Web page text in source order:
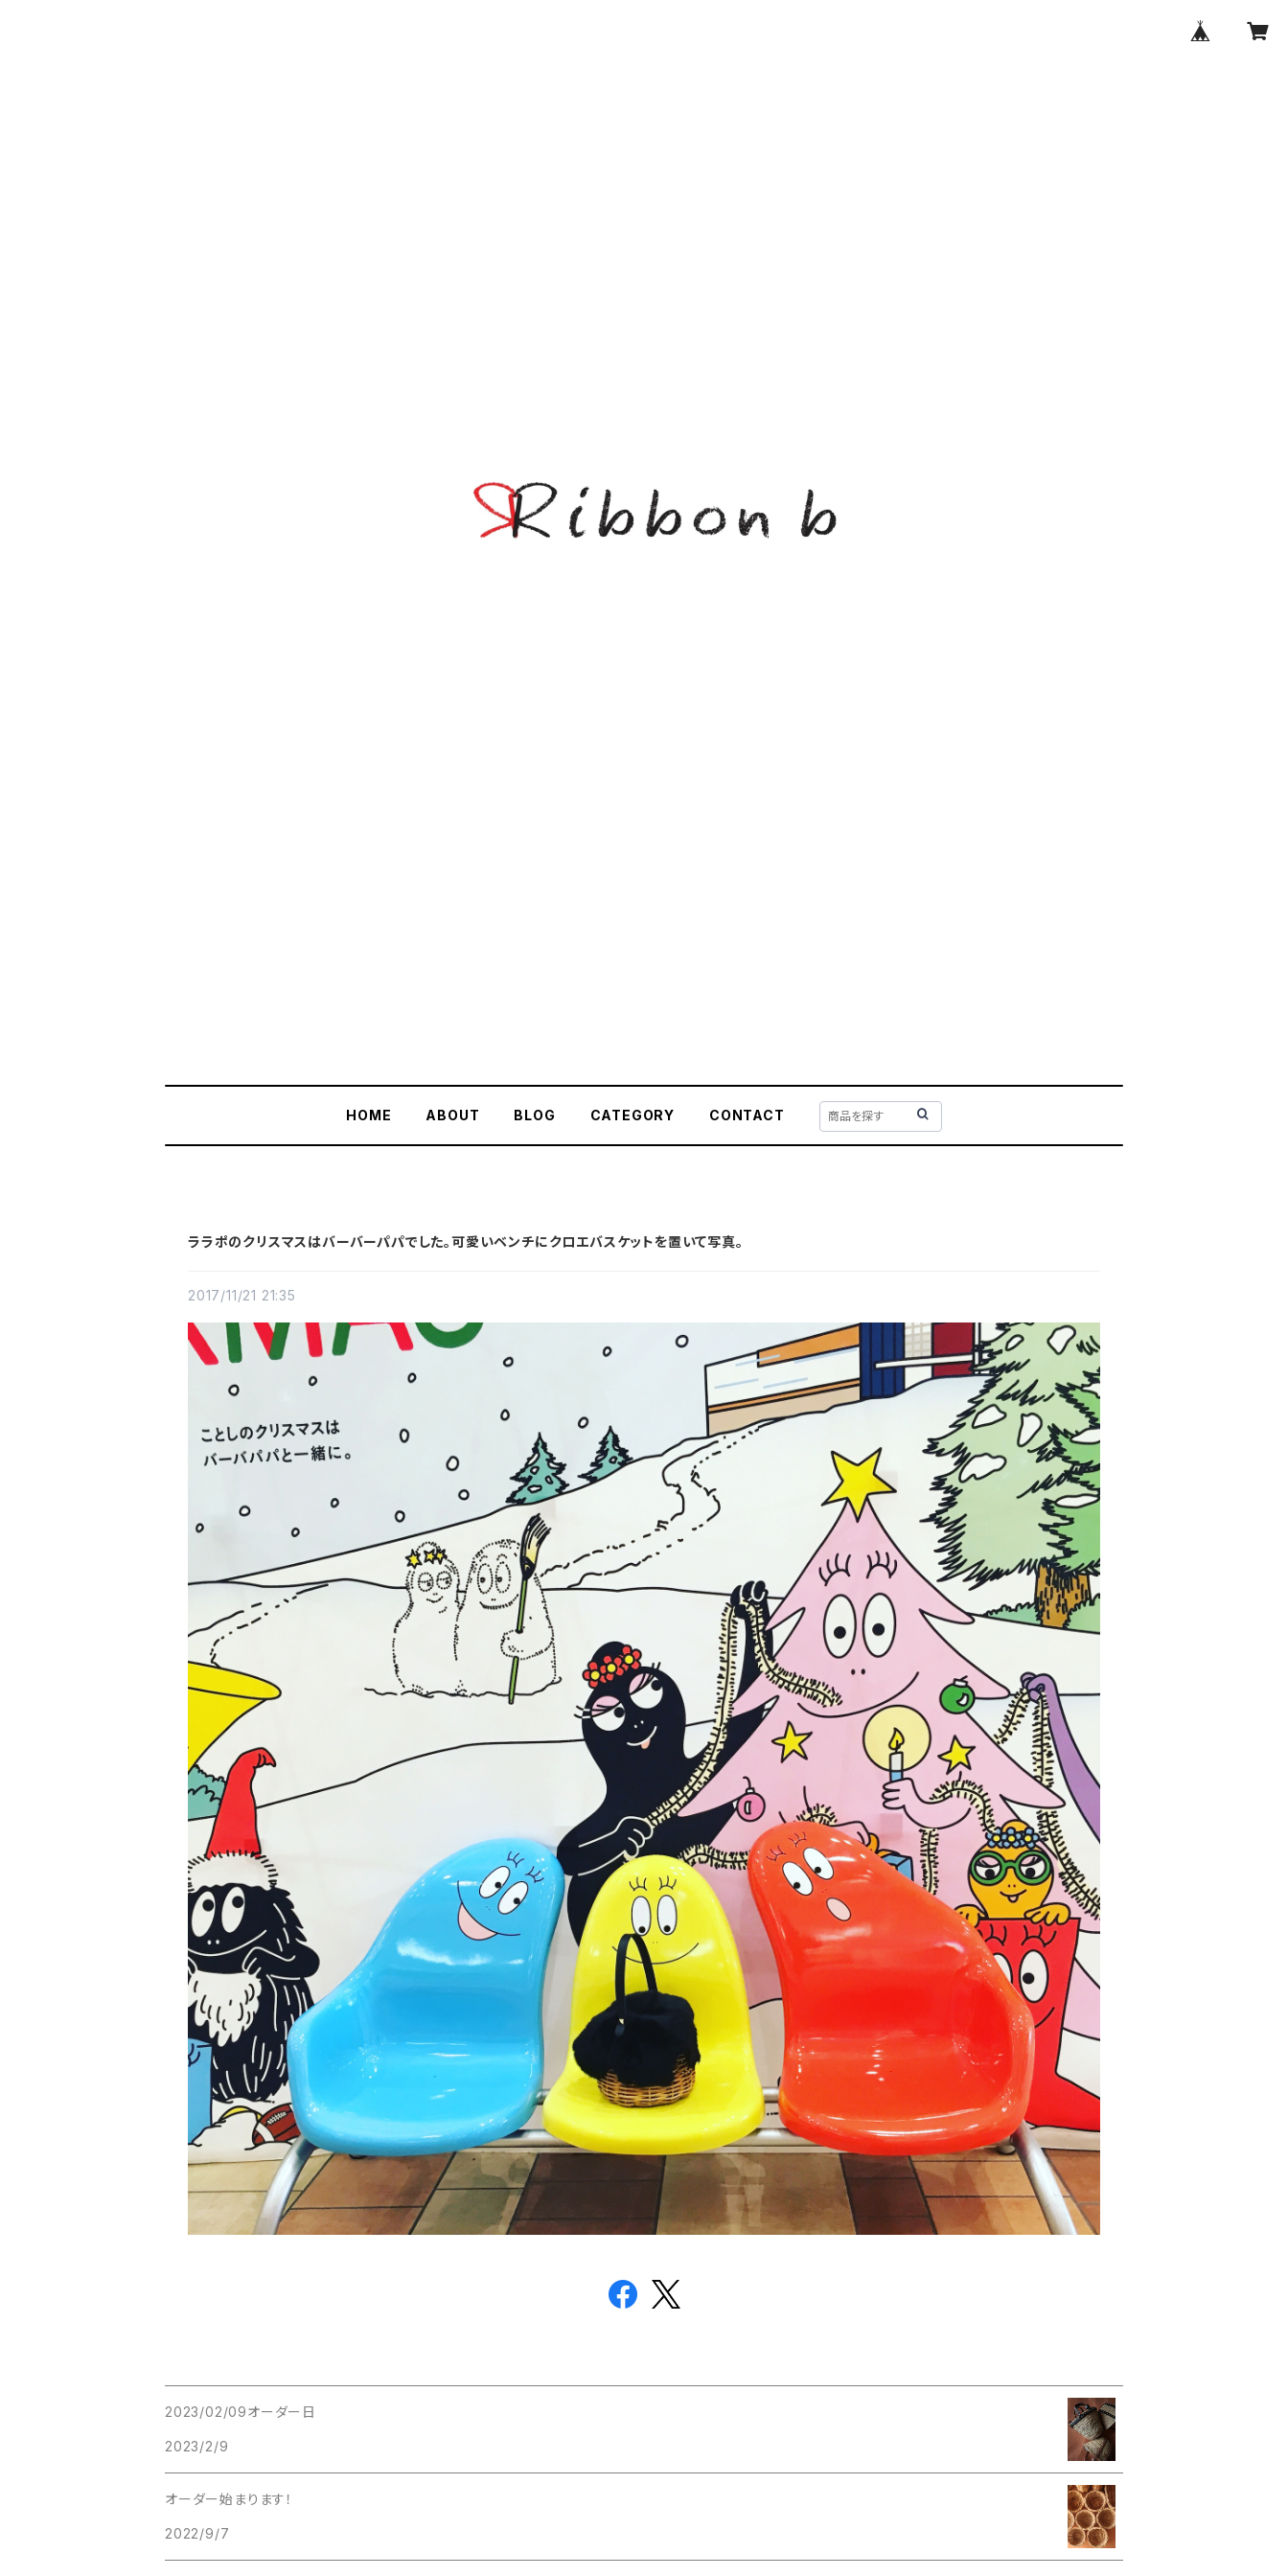
HOME ABOUT BLOG CATEGORY CONTACT
ララポのクリスマスはバーバーパパでした。可愛いベンチにクロエバスケットを置いて写真。
2017/11/21 21:35
2023/02/09オーダー日
2023/2/9
オーダー始まります！
2022/9/7